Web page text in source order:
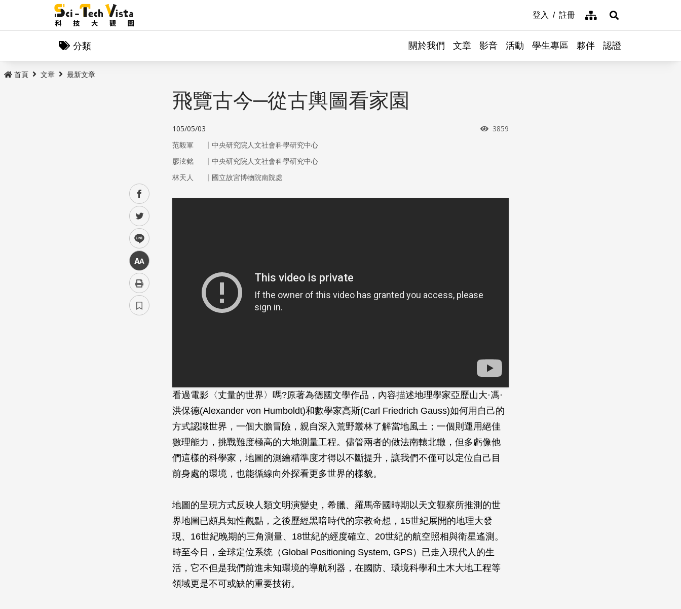
登入 註冊 網站導覽展開搜尋
分類 關於我們 文章 影音 活動 學生專區 夥伴 認證
首頁 文章 最新文章
facebook
twitter
line
中
飛覽古今─從古輿圖看家園
105/05/03 瀏覽次數
3859
范毅軍 ｜ 中央研究院人文社會科學研究中心
廖泫銘
｜ 中央研究院人文社會科學研究中心
林天人
｜ 國立故宮博物院南院處
看過電影〈丈量的世界〉嗎?原著為德國文學作品，內容描述地理學家亞歷山大·馮·
洪保德(Alexander von Humboldt)和數學家高斯(Carl Friedrich Gauss)如何用自己的
方式認識世界，一個大膽冒險，親自深入荒野叢林了解當地風土；一個則運用絕佳
數理能力，挑戰難度極高的大地測量工程。儘管兩者的做法南轅北轍，但多虧像他
們這樣的科學家，地圖的測繪精準度才得以不斷提升，讓我們不僅可以定位自己目
前身處的環境，也能循線向外探看更多世界的樣貌。
地圖的呈現方式反映人類文明演變史，希臘、羅馬帝國時期以天文觀察所推測的世
界地圖已頗具知性觀點，之後歷經黑暗時代的宗教奇想，15世紀展開的地理大發
現、16世紀晚期的三角測量、18世紀的經度確立、20世紀的航空照相與衛星遙測。
時至今日，全球定位系统（Global Positioning System, GPS）已走入現代人的生
活，它不但是我們前進未知環境的導航利器，在國防、環境科學和土木大地工程等
領域更是不可或缺的重要技術。